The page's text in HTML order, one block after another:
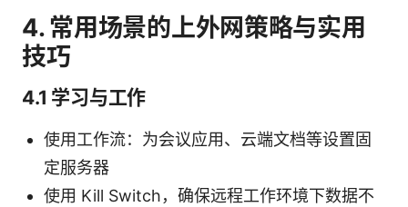
4. 常用场景的上外网策略与实用
技巧
4.1 学习与工作
使用工作流：为会议应用、云端文档等设置固
定服务器
使用 Kill Switch，确保远程工作环境下数据不